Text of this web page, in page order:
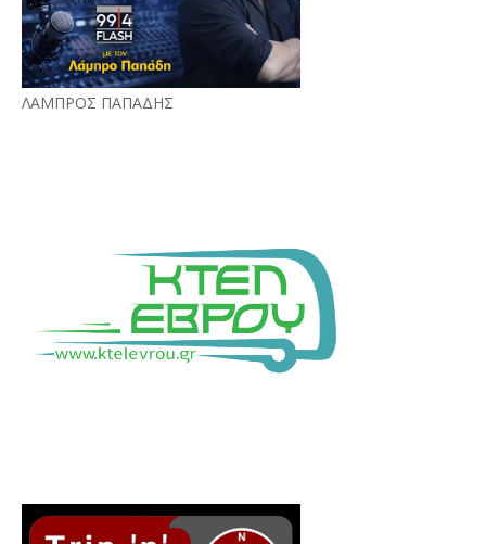
ΛΑΜΠΡΟΣ ΠΑΠΑΔΗΣ